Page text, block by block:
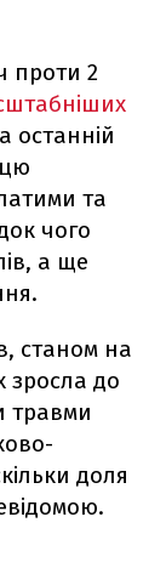
проти 2
останній
та
чого
а ще
станом на
зросла до
травми
доля